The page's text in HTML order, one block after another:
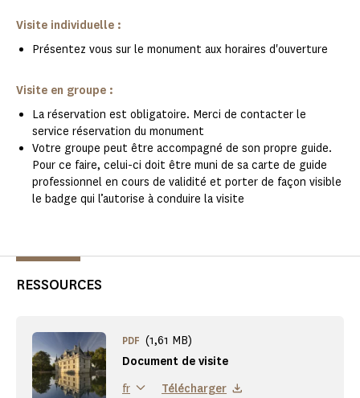
Visite individuelle :
Présentez vous sur le monument aux horaires d'ouverture
Visite en groupe :
La réservation est obligatoire. Merci de contacter le
service réservation du monument
Votre groupe peut être accompagné de son propre guide.
Pour ce faire, celui-ci doit être muni de sa carte de guide
professionnel en cours de validité et porter de façon visible
le badge qui l’autorise à conduire la visite
RESSOURCES
Document de visite
PDF (1,61 MB)
fr Télécharger